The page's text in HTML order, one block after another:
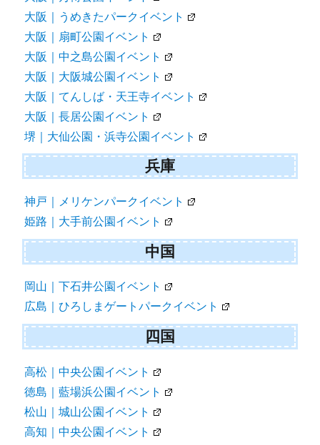
大阪｜うめきたパークイベント
大阪｜扇町公園イベント
大阪｜中之島公園イベント
大阪｜大阪城公園イベント
大阪｜てんしば・天王寺イベント
大阪｜長居公園イベント
堺｜大仙公園・浜寺公園イベント
兵庫
神戸｜メリケンパークイベント
姫路｜大手前公園イベント
中国
岡山｜下石井公園イベント
広島｜ひろしまゲートパークイベント
四国
高松｜中央公園イベント
徳島｜藍場浜公園イベント
松山｜城山公園イベント
高知｜中央公園イベント